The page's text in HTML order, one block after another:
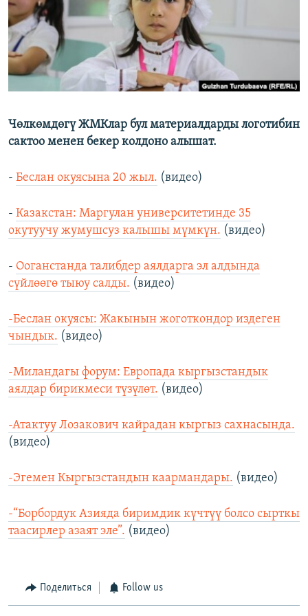
Чөлкөмдөгү ЖМКлар бул материалдарды логотибин
сактоо менен бекер колдоно алышат.
- Беслан окуясына 20 жыл. (видео)
- Казакстан: Маргулан университетинде 35
окутуучу жумушсуз калышы мүмкүн. (видео)
- Ооганстанда талибдер аялдарга эл алдында
сүйлөөгө тыюу салды. (видео)
-Беслан окуясы: Жакынын жоготкондор издеген
чындык. (видео)
-Миландагы форум: Европада кыргызстандык
аялдар бирикмеси түзүлөт. (видео)
-Атактуу Лозакович кайрадан кыргыз сахнасында.
(видео)
-Эгемен Кыргызстандын каармандары. (видео)
-“Борбордук Азияда биримдик күчтүү болсо сырткы
таасирлер азаят эле”. (видео)
Поделиться Follow us